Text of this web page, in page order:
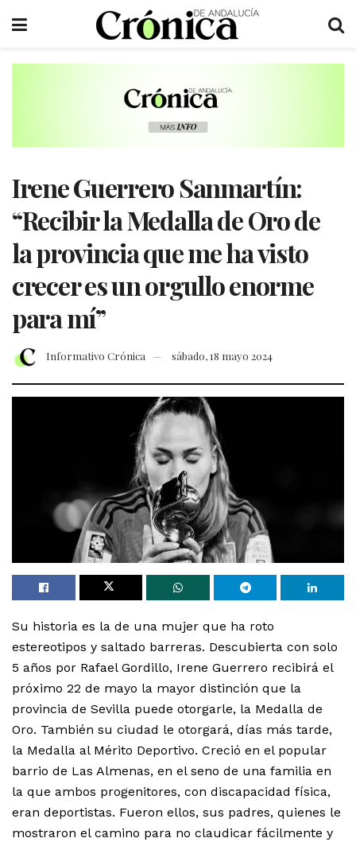
Irene Guerrero Sanmartín:
“Recibir la Medalla de Oro de
la provincia que me ha visto
crecer es un orgullo enorme
para mí”
Informativo Crónica sábado, 18 mayo 2024
Su historia es la de una mujer que ha roto
estereotipos y saltado barreras. Descubierta con solo
5 años por Rafael Gordillo, Irene Guerrero recibirá el
próximo 22 de mayo la mayor distinción que la
provincia de Sevilla puede otorgarle, la Medalla de
Oro. También su ciudad le otorgará, días más tarde,
la Medalla al Mérito Deportivo. Creció en el popular
barrio de Las Almenas, en el seno de una familia en
la que ambos progenitores, con discapacidad física,
eran deportistas. Fueron ellos, sus padres, quienes le
mostraron el camino para no claudicar fácilmente y